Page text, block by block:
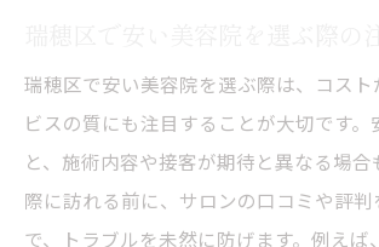
瑞穂区で安い美容院を選ぶ際は、コスト
ビスの質にも注目することが大切です。
と、施術内容や接客が期待と異なる場合
際に訪れる前に、サロンの口コミや評判
で、トラブルを未然に防げます。例えば